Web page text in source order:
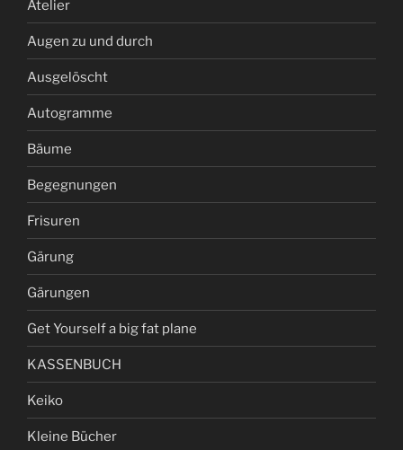
Atelier
Augen zu und durch
Ausgelöscht
Autogramme
Bäume
Begegnungen
Frisuren
Gärung
Gärungen
Get Yourself a big fat plane
KASSENBUCH
Keiko
Kleine Bücher